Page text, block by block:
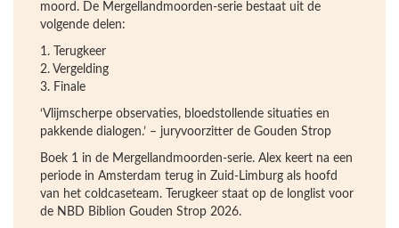
moord. De Mergellandmoorden-serie bestaat uit de
volgende delen:
1. Terugkeer
2. Vergelding
3. Finale
‘Vlijmscherpe observaties, bloedstollende situaties en
pakkende dialogen.’ – juryvoorzitter de Gouden Strop
Boek 1 in de Mergellandmoorden-serie. Alex keert na een
periode in Amsterdam terug in Zuid-Limburg als hoofd
van het coldcaseteam. Terugkeer staat op de longlist voor
de NBD Biblion Gouden Strop 2026.